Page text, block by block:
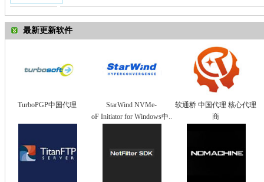
最新更新软件
TurboPGP中国代理
StarWind NVMe-
oF Initiator for Windows中..
软通桥 中国代理 核心代理
商